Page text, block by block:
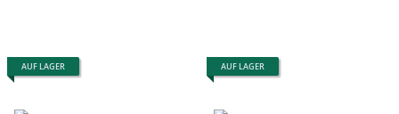
AUF LAGER AUF LAGER